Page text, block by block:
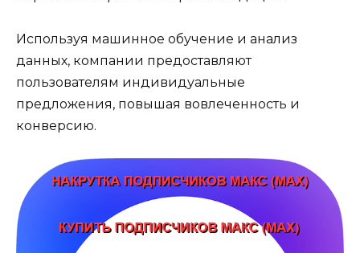
Используя машинное обучение и анализ
данных, компании предоставляют
пользователям индивидуальные
предложения, повышая вовлеченность и
конверсию.